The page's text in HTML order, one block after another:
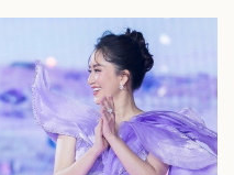
Đời sống
Nhà đẹp
Blog